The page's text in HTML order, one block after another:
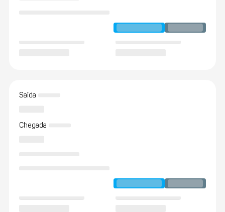
Saída
Chegada